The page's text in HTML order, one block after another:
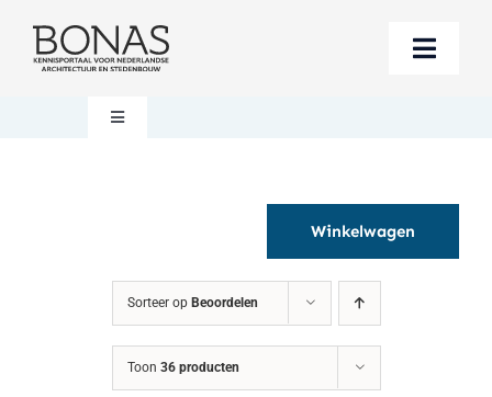
naar
Toggle
Berichten
Steun BONAS
Toggle
Winkelwagen
Sorteer op Beoordelen
Toon 36 producten